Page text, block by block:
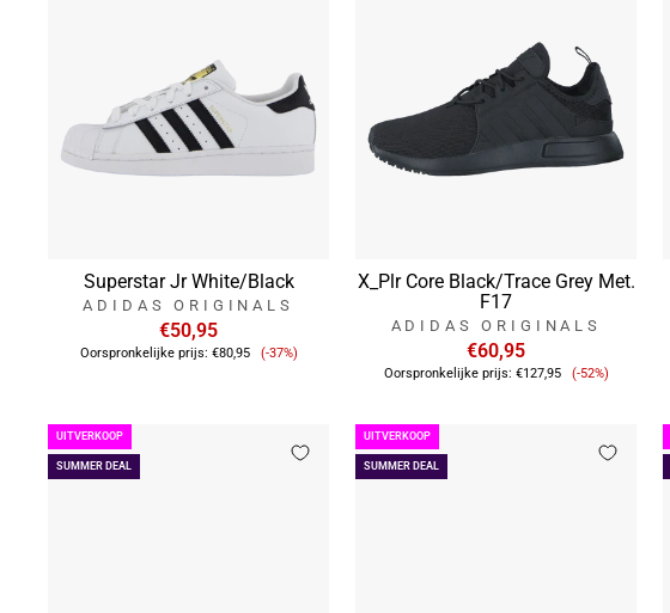
Superstar Jr White/Black
ADIDAS ORIGINALS
€50,95
Oorspronkelijke prijs: €80,95 Verkoopprijs
(-37%)
X_Plr Core Black/Trace Grey Met.
F17
ADIDAS ORIGINALS
€60,95
Oorspronkelijke prijs: €127,95 Verkoopprijs
(-52%)
SUMMER DEAL
UITVERKOOP
SUMMER DEAL
UITVERKOOP